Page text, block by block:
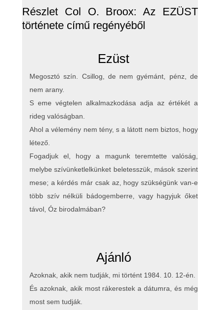
Részlet Col O. Broox: Az EZÜST
története című regényéből
Ezüst
Megosztó szín. Csillog, de nem gyémánt, pénz, de
nem arany.
S eme végtelen alkalmazkodása adja az értékét a
rideg valóságban.
Ahol a vélemény nem tény, s a látott nem biztos, hogy
létező.
Fogadjuk el, hogy a magunk teremtette valóság,
melybe szívünketlelkünket beletesszük, mások szerint
mese; a kérdés már csak az, hogy szükségünk van-e
több szív nélküli bádogemberre, vagy hagyjuk őket
távol, Óz birodalmában?
Ajánló
Azoknak, akik nem tudják, mi történt 1984. 10. 12-én.
És azoknak, akik most rákerestek a dátumra, és még
most sem tudják.